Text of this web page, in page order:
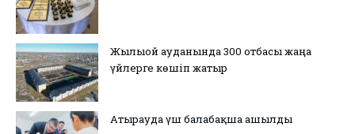
Жылыой ауданында 300 отбасы жаңа
үйлерге көшіп жатыр
Атырауда үш балабақша ашылды